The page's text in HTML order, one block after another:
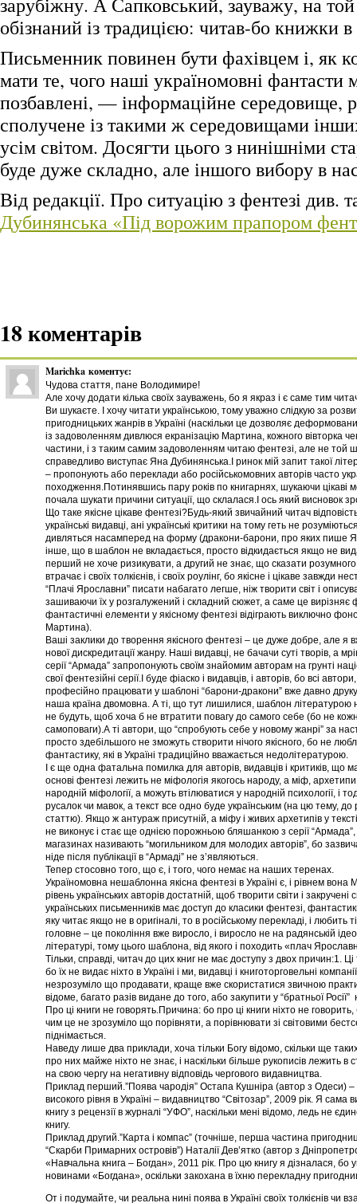
обізнаний із традицією: читав-бо книжки в
Письменник повинен бути фахівцем і, як
мати те, чого наші україномовні
позбавлені, — інформаційне середовище,
сполучене із такими ж середовищами
усім світом. Досягти цього з нинішніми
буде дуже складно, але іншого вибору в
Від редакції. Про ситуацію з фентезі див.
Дубинянська «Під ворожим прапором
18 коментарів
Marichka коментує:
Чудова стаття, пане Володимире!
Але хочу додати кілька своїх зауважень, бо я якраз і є саме тим
Ви шукаєте. І хочу читати українською, тому уважно слідкую за
пригодницьких жанрів в Україні (наскільки це дозволяє
із задоволенням дивлюся екранізацію Мартина, кожного вівторка
частини, і з таким самим задоволенням читаю фентезі, але не той
справедливо виступає Яна Дубинянська.І ринок мій запит такої
– пропонують або переклади або російськомовних авторів часто
походження.Потинявшись пару років по книгарнях, шукаючи цікаві
почала шукати причини ситуації, що склалася.І ось який висновок
Що таке якісне цікаве фентезі?Будь-який звичайний читач
українські видавці, ані українські критики на тому геть не
дивляться насамперед на форму (дракони-барони, про яких пише
інше, що в шаблон не вкладається, просто відкидається якщо не
перший не хоче ризикувати, а другий не знає, що сказати
втрачає і своїх толкієнів, і своїх роулінг, бо якісне і цікаве завжди
“Плачі Ярославни” писати набагато легше, ніж творити світ і
зашиваючи їх у розгалужений і складний сюжет, а саме це вирізняє
фантастичні елементи у якісному фентезі відіграють виключно
Мартина).
Ваші заклики до творення якісного фентезі – це дуже добре, але я
нової дискредитації жанру. Наші видавці, не бачачи суті творів, а
серії “Армада” запропонують своїм знайомим авторам на грунті
свої фентезійні серії.І буде фіаско і видавців, і авторів, бо всі
професійно працювати у шаблоні “барони-дракони” вже давно
наша країна двомовна. А ті, що тут лишилися, шаблон літературою
не будуть, щоб хоча б не втратити повагу до самого себе (бо не
самоповаги).А ті автори, що “спробують себе у новому жанрі” за
просто здебільшого не зможуть створити нічого якісного, бо не
фантастику, які в Україні традиційно вважається недолітературою.
І є ще одна фатальна помилка для авторів, видавців і критиків, що
основі фентезі лежить не міфологія якогось народу, а міф,
народній міфології, а можуть втілюватися у народній психології, і
русалок чи мавок, а текст все одно буде українським (на цю тему, до
статтю). Якщо ж антураж присутній, а міфу і живих архетипів у
не виконує і стає ще однією порожньою бляшанкою з серії
магазинах називають “могильником для молодих авторів”, бо
ніде після публікації в “Армаді” не з’являються.
Тепер стосовно того, що є, і того, чого немає на наших теренах.
Україномовна нешаблонна якісна фентезі в Україні є, і рівнем вона
рівень українських авторів достатній, щоб творити світи і
українських письменників має доступ до класики фентезі,
яку читає якщо не в оригіналі, то в російському перекладі, і любить
головне – це покоління вже виросло, і виросло не на радянській
літературі, тому цього шаблона, від якого і походить «плач
Тільки, справді, читач до цих книг не має доступу з двох причин:1.
бо їх не видає ніхто в Україні і ми, видавці і книготорговельні
незрозуміло що продавати, краще вже скористатися звичною
відоме, багато разів видане до того, або закупити у “братньої
Про ці книги не говорять.Причина: бо про ці книги ніхто не
чим це не зрозуміло що порівняти, а порівнювати зі світовими
піднімається.
Наведу лише два приклади, хоча тільки Богу відомо, скільки ще
про них майже ніхто не знає, і наскільки більше рукописів лежить в
на свою чергу на негативну відповідь чергового видавництва.
Приклад перший.”Поява чародія” Остапа Кушніра (автор з Одеси)
високого рівня в Україні – видавництво “Світозар”, 2009 рік. Я
книгу з рецензії в журналі “УФО”, наскільки мені відомо, ледь не
книгу.
Приклад другий.”Карта і компас” (точніше, перша частина
“Скарби Примарних островів”) Наталії Дев’ятко (автор з
«Навчальна книга – Богдан», 2011 рік. Про цю книгу я дізналася, бо
новинами «Богдана», оскільки закохана в їхню перекладну
От і подумайте, чи реальна нині поява в Україні своїх толкієнів чи